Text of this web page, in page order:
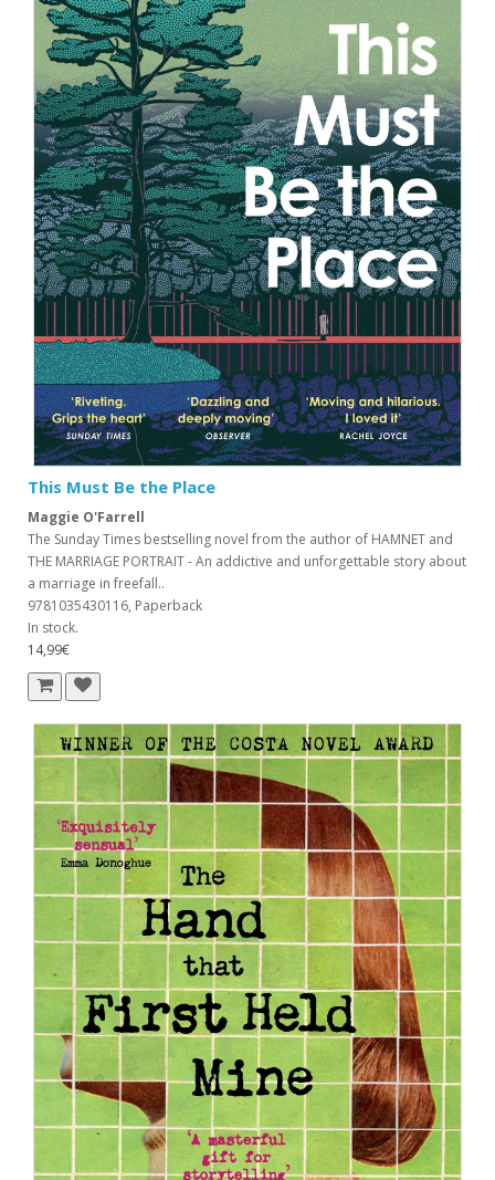
This Must Be the Place
Maggie O'Farrell
The Sunday Times bestselling novel from the author of HAMNET and
THE MARRIAGE PORTRAIT - An addictive and unforgettable story about
a marriage in freefall..
9781035430116, Paperback
In stock.
14,99€